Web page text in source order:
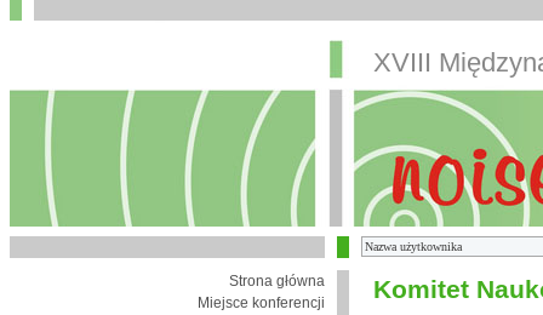
XVIII
Strona główna
Miejsce konferencji
Komitet